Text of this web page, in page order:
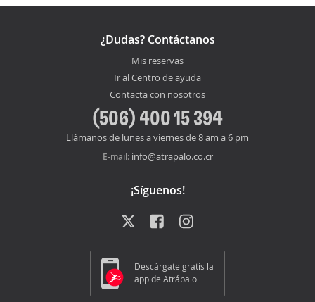
¿Dudas? Contáctanos
Mis reservas
Ir al Centro de ayuda
Contacta con nosotros
(506) 400 15 394
Llámanos de lunes a viernes de 8 am a 6 pm
E-mail: info@atrapalo.co.cr
¡Síguenos!
Descárgate gratis la
app de Atrápalo